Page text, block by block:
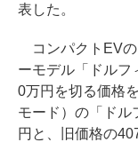
表した。
コンパクトEVの
ーモデル「ドルフ
0万円を切る価格
モード）の「ドル
円と、旧価格の